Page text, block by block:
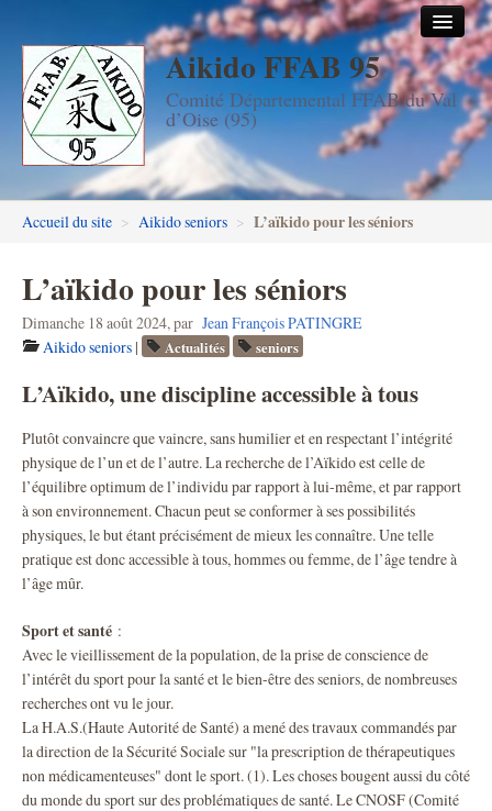
Aikido FFAB 95
Comité Départemental FFAB du Val
d’Oise (95)
Accueil
Les dojos
Stages
Les enseignants
Aïkido seniors
Aïkido enfants & ados
Inscription DAN en ligne
Passage de grades DAN
Photos
Accueil du site > Aikido seniors > L’aïkido pour les séniors
L’aïkido pour les séniors
Dimanche 18 août 2024,par Jean François PATINGRE
Aikido seniors | Actualités seniors
L’Aïkido, une discipline accessible à tous
Plutôt convaincre que vaincre, sans humilier et en respectant l’intégrité
physique de l’un et de l’autre. La recherche de l’Aïkido est celle de
l’équilibre optimum de l’individu par rapport à lui-même, et par rapport
à son environnement. Chacun peut se conformer à ses possibilités
physiques, le but étant précisément de mieux les connaître. Une telle
pratique est donc accessible à tous, hommes ou femme, de l’âge tendre à
l’âge mûr.
Sport et santé :
Avec le vieillissement de la population, de la prise de conscience de
l’intérêt du sport pour la santé et le bien-être des seniors, de nombreuses
recherches ont vu le jour.
La H.A.S.(Haute Autorité de Santé) a mené des travaux commandés par
la direction de la Sécurité Sociale sur "la prescription de thérapeutiques
non médicamenteuses" dont le sport. (1). Les choses bougent aussi du côté
du monde du sport sur des problématiques de santé. Le CNOSF (Comité